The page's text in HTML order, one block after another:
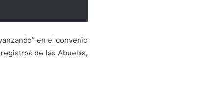
en el convenio
de las Abuelas,